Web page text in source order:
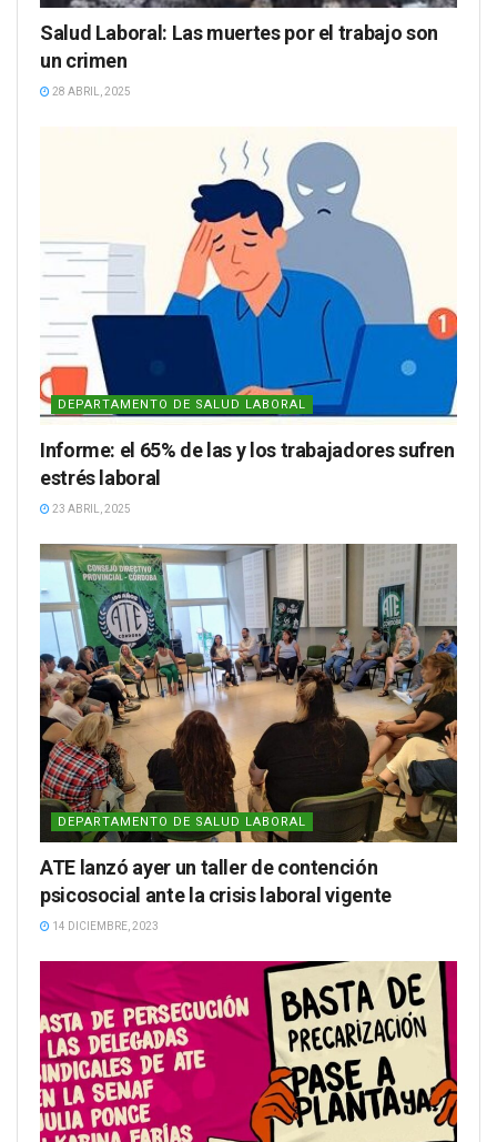
Salud Laboral: Las muertes por el trabajo son
un crimen
28 ABRIL, 2025
DEPARTAMENTO DE SALUD LABORAL
Informe: el 65% de las y los trabajadores sufren
estrés laboral
23 ABRIL, 2025
DEPARTAMENTO DE SALUD LABORAL
ATE lanzó ayer un taller de contención
psicosocial ante la crisis laboral vigente
14 DICIEMBRE, 2023